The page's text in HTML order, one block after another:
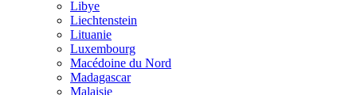
Libye
Liechtenstein
Lituanie
Luxembourg
Macédoine du Nord
Madagascar
Malaisie